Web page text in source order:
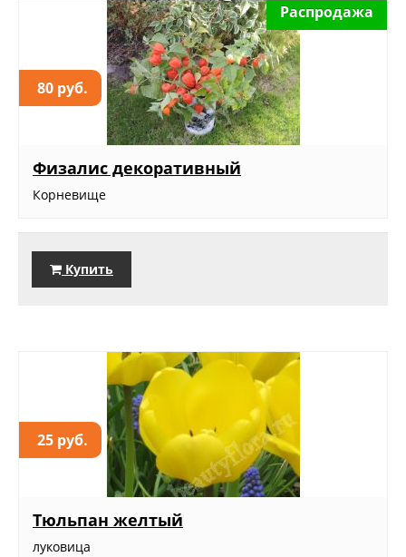
80 руб.
Распродажа
Физалис декоративный
Корневище
Купить
25 руб.
Тюльпан желтый
луковица